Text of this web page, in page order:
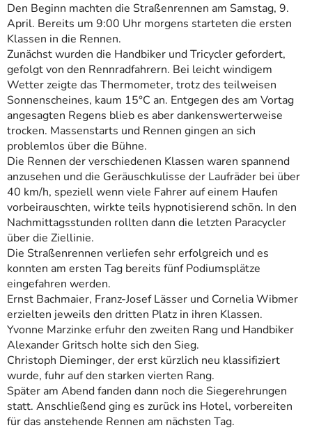
Den Beginn machten die Straßenrennen am Samstag, 9.
April. Bereits um 9:00 Uhr morgens starteten die ersten
Klassen in die Rennen.
Zunächst wurden die Handbiker und Tricycler gefordert,
gefolgt von den Rennradfahrern. Bei leicht windigem
Wetter zeigte das Thermometer, trotz des teilweisen
Sonnenscheines, kaum 15°C an. Entgegen des am Vortag
angesagten Regens blieb es aber dankenswerterweise
trocken. Massenstarts und Rennen gingen an sich
problemlos über die Bühne.
Die Rennen der verschiedenen Klassen waren spannend
anzusehen und die Geräuschkulisse der Laufräder bei über
40 km/h, speziell wenn viele Fahrer auf einem Haufen
vorbeirauschten, wirkte teils hypnotisierend schön. In den
Nachmittagsstunden rollten dann die letzten Paracycler
über die Ziellinie.
Die Straßenrennen verliefen sehr erfolgreich und es
konnten am ersten Tag bereits fünf Podiumsplätze
eingefahren werden.
Ernst Bachmaier, Franz-Josef Lässer und Cornelia Wibmer
erzielten jeweils den dritten Platz in ihren Klassen.
Yvonne Marzinke erfuhr den zweiten Rang und Handbiker
Alexander Gritsch holte sich den Sieg.
Christoph Dieminger, der erst kürzlich neu klassifiziert
wurde, fuhr auf den starken vierten Rang.
Später am Abend fanden dann noch die Siegerehrungen
statt. Anschließend ging es zurück ins Hotel, vorbereiten
für das anstehende Rennen am nächsten Tag.